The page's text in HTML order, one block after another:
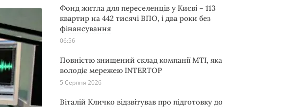
Фонд житла для переселенців у Києві – 113
квартир на 442 тисячі ВПО, і два роки без
фінансування
06:56
Повністю знищений склад компанії MTI, яка
володіє мережею INTERTOP
5 Серпня 2026
Віталій Кличко відзвітував про підготовку до